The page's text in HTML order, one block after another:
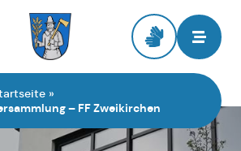
»
– FF Zweikirchen